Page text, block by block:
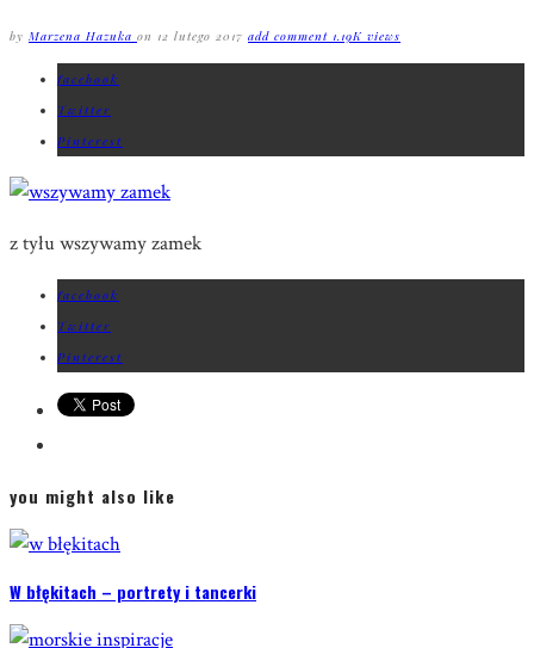
by Marzena Hazuka on 12 lutego 2017 add comment 1.19K views
facebook
Twitter
Pinterest
z tyłu wszywamy zamek
facebook
Twitter
Pinterest
you might also like
W błękitach – portrety i tancerki